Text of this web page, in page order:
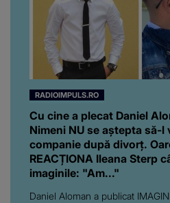
RADIOIMPULS.RO
Cu cine a plecat Daniel
Nimeni NU se aștepta să-l
companie după divorț.
REACȚIONA Ileana Sterp
imaginile: "Am..."
Daniel Aloman a publicat